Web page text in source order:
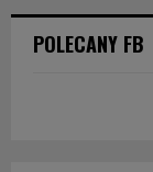
POLECANY FB